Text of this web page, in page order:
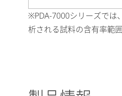
※PDA-7000シリーズでは
析される試料の含有率範